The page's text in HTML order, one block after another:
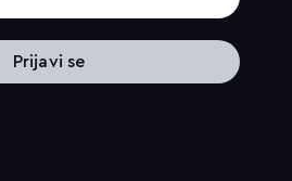
Prijavi se